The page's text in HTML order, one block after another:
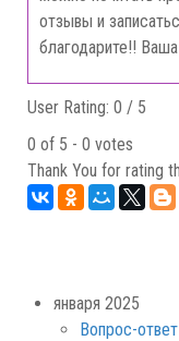
отзывы и
благодарите!! Ваша
User Rating: 0 / 5
0 of 5 - 0 votes
Thank You for rating
января 2025
Вопрос-ответ